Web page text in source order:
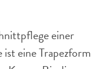
einer
eine Trapezform